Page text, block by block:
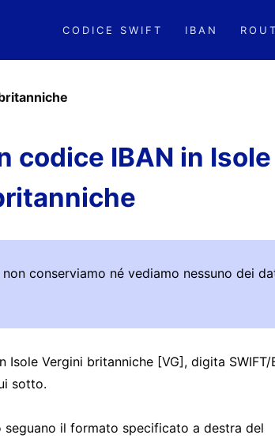
CODICE SWIFT IBAN
codice IBAN in Isole
conserviamo né vediamo nessuno dei
Vergini britanniche [VG], digita SWIFT/
sotto.
il formato specificato a destra del